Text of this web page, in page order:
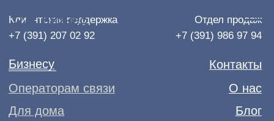
Операторам связи
+7 (391) 207 02 92